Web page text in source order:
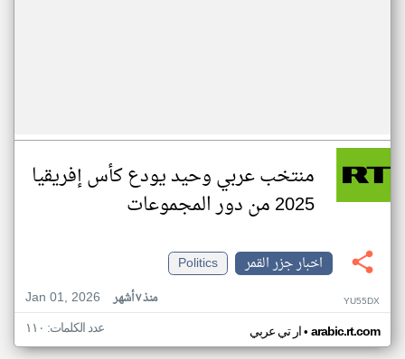
منتخب عربي وحيد يودع كأس إفريقيا
2025 من دور المجموعات
اخبار جزر القمر
Politics
Jan 01, 2026
منذ ٧ أشهر YU55DX
ار تي عربي• arabic.rt.com عدد الكلمات: ١١٠